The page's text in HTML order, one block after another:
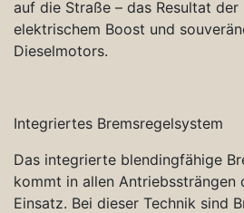
auf die Straße – das Resultat der
elektrischem Boost und
Dieselmotors.
Integriertes Bremsregelsystem
Das integrierte blendingfähige
kommt in allen Antriebssträngen
Einsatz. Bei dieser Technik sind